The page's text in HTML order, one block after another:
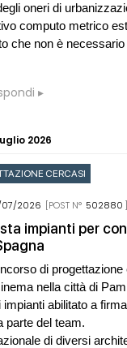
oneri di
computo metrico
che non è
2026
CERCASI
2026 [POST N° 502880 ]
impianti per
di
nella città di
abilitato a
parte del team.
di diversi